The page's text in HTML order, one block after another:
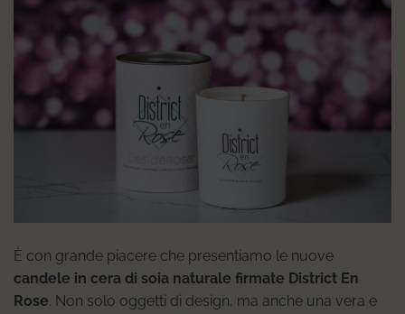
È con grande piacere che presentiamo le nuove
candele in cera di soia naturale firmate District En
Rose. Non solo oggetti di design, ma anche una vera e